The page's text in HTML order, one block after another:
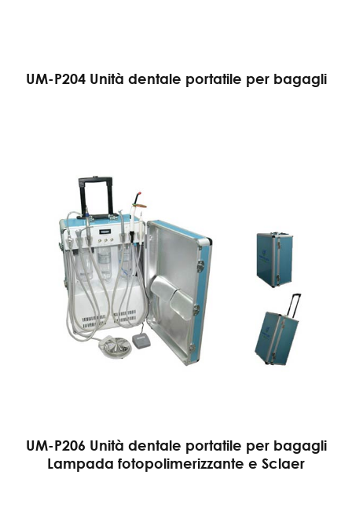
UM-P204 Unità dentale portatile per bagagli
UM-P206 Unità dentale portatile per bagagli
Lampada fotopolimerizzante e Sclaer